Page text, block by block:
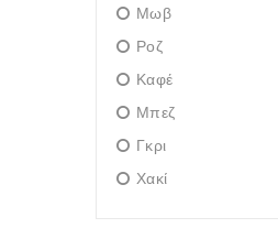
Μωβ
Ροζ
Καφέ
Μπεζ
Γκρι
Χακί